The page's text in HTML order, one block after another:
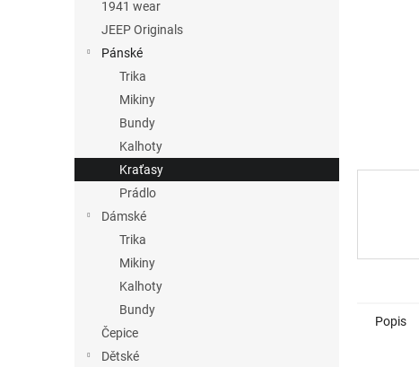
1941 wear
JEEP Originals
Pánské
Trika
Mikiny
Bundy
Kalhoty
Kraťasy
Prádlo
Dámské
Trika
Mikiny
Kalhoty
Bundy
Čepice
Dětské
Popis